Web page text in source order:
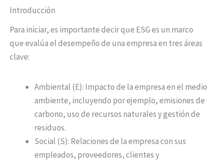
Introducción
Para iniciar, es importante decir que ESG es un marco
que evalúa el desempeño de una empresa en tres áreas
clave:
Ambiental (E): Impacto de la empresa en el medio
ambiente, incluyendo por ejemplo, emisiones de
carbono, uso de recursos naturales y gestión de
residuos.
Social (S): Relaciones de la empresa con sus
empleados, proveedores, clientes y